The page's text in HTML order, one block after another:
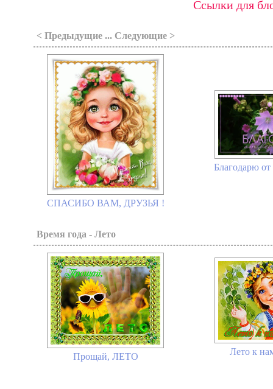
Ссылки для
< Предыдущие ... Следующие >
СПАСИБО ВАМ, ДРУЗЬЯ !
Благодарю от
Время года - Лето
Прощай, ЛЕТО Лето к